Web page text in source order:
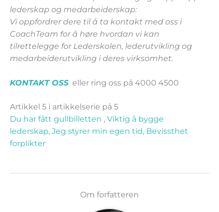
lederskap og medarbeiderskap:
Vi oppfordrer dere til å ta kontakt med oss i
CoachTeam for å høre hvordan vi kan
tilrettelegge for Lederskolen, lederutvikling og
medarbeiderutvikling i deres virksomhet.
KONTAKT OSS eller ring oss på 4000 4500
Artikkel 5 i artikkelserie på 5
Du har fått gullbilletten , Viktig å bygge
lederskap, Jeg styrer min egen tid, Bevissthet
forplikter
Om forfatteren